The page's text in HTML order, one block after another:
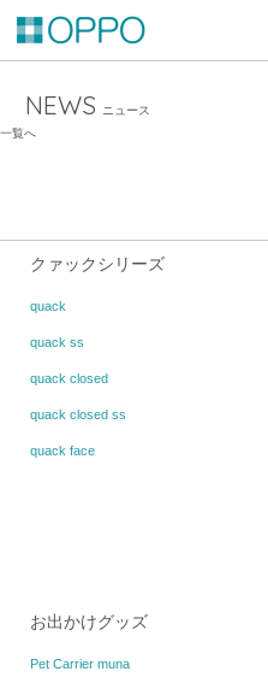
NEWS
ニュース
一覧へ
クァックシリーズ
quack
quack ss
quack closed
quack closed ss
quack face
お出かけグッズ
Pet Carrier muna